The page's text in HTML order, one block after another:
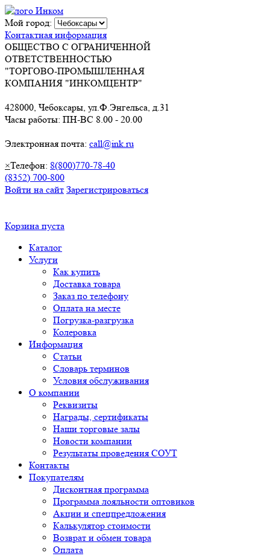
Мой город:
Контактная информация
ОБЩЕСТВО С ОГРАНИЧЕННОЙ
ОТВЕТСТВЕННОСТЬЮ
"ТОРГОВО-ПРОМЫШЛЕННАЯ
КОМПАНИЯ "ИНКОМЦЕНТР"
428000, Чебоксары, ул.Ф.Энгельса, д.31
Часы работы: ПН-ВС 8.00 - 20.00
Электронная почта: call@ink.ru
×Телефон: 8(800)770-78-40
(8352) 700-800
Войти на сайт Зарегистрироваться
Корзина пуста
Каталог
Услуги
Как купить
Доставка товара
Заказ по телефону
Оплата на месте
Погрузка-разгрузка
Колеровка
Информация
Статьи
Словарь терминов
Условия обслуживания
О компании
Реквизиты
Награды, сертификаты
Наши торговые залы
Новости компании
Результаты проведения СОУТ
Контакты
Покупателям
Дисконтная программа
Программа лояльности оптовиков
Акции и спецпредложения
Калькулятор стоимости
Возврат и обмен товара
Оплата